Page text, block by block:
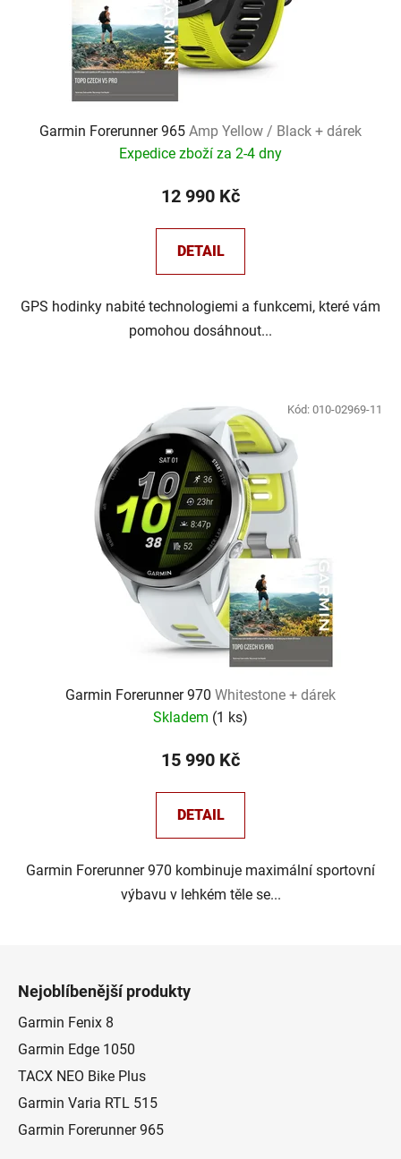
Garmin Forerunner 965 Amp Yellow / Black + dárek
Expedice zboží za 2-4 dny
12 990 Kč
DETAIL
GPS hodinky nabité technologiemi a funkcemi, které vám
pomohou dosáhnout...
Garmin Forerunner 970 Whitestone + dárek
Skladem (1 ks)
15 990 Kč
DETAIL
Garmin Forerunner 970 kombinuje maximální sportovní
výbavu v lehkém těle se...
Kód: 010-02969-11
Nejoblíbenější produkty
Garmin Fenix 8
Garmin Edge 1050
TACX NEO Bike Plus
Garmin Varia RTL 515
Garmin Forerunner 965